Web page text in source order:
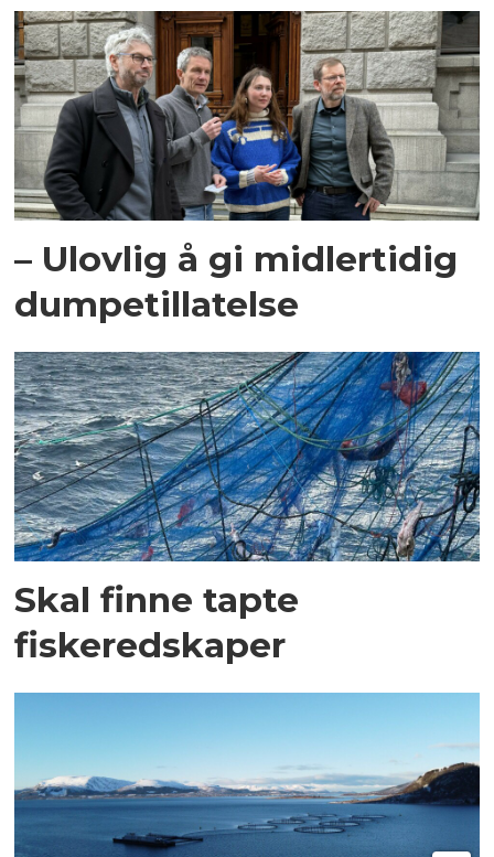
– Ulovlig å gi midlertidig
dumpetillatelse
Skal finne tapte
fiskeredskaper